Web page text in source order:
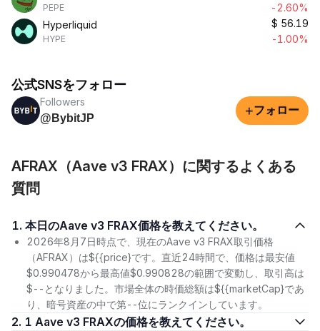
PEPE
-2.60%
Hyperliquid
HYPE
$ 56.19
-1.00%
公式SNSをフォロー
Followers
@BybitJP
+フォロー
AFRAX（Aave v3 FRAX）に関するよくある
質問
1. 本日のAave v3 FRAX価格を教えてください。
2026年8月7日時点で、現在のAave v3 FRAX取引価格
（AFRAX）は${{price}です。直近24時間で、価格は最安値
$0.990478から最高値$0.990828の範囲で変動し、取引高は
$--となりました。市場全体の時価総額は${{marketCap}であ
り、暗号資産の中で第--位にランクインしています。
2. 1 Aave v3 FRAXの価格を教えてください。